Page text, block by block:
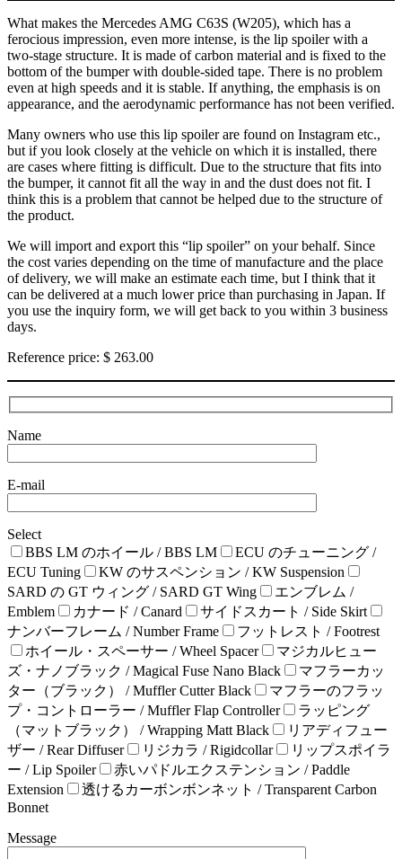
What makes the Mercedes AMG C63S (W205), which has a
ferocious impression, even more intense, is the lip spoiler with a
two-stage structure. It is made of carbon material and is fixed to the
bottom of the bumper with double-sided tape. There is no problem
even at high speeds and it is stable. If anything, the emphasis is on
appearance, and the aerodynamic performance has not been verified.
Many owners who use this lip spoiler are found on Instagram etc.,
but if you look closely at the vehicle on which it is installed, there
are cases where fitting is difficult. Due to the structure that fits into
the bumper, it cannot fit all the way in and the dust does not fit. I
think this is a problem that cannot be helped due to the structure of
the product.
We will import and export this “lip spoiler” on your behalf. Since
the cost varies depending on the time of manufacture and the place
of delivery, we will make an estimate each time, but I think that it
can be delivered at a much lower price than purchasing in Japan. If
you use the inquiry form, we will get back to you within 3 business
days.
Reference price: $ 263.00
Name
E-mail
Select
BBS LM のホイール / BBS LM
ECU のチューニング /
ECU Tuning
KW のサスペンション / KW Suspension
SARD の GT ウィング / SARD GT Wing
エンブレム /
Emblem
カナード / Canard
サイドスカート / Side Skirt
ナンバーフレーム / Number Frame
フットレスト / Footrest
ホイール・スペーサー / Wheel Spacer
マジカルヒュー
ズ・ナノブラック / Magical Fuse Nano Black
マフラーカッ
ター（ブラック） / Muffler Cutter Black
マフラーのフラッ
プ・コントローラー / Muffler Flap Controller
ラッピング
（マットブラック） / Wrapping Matt Black
リアディフュー
ザー / Rear Diffuser
リジカラ / Rigidcollar
リップスポイラ
ー / Lip Spoiler
赤いパドルエクステンション / Paddle
Extension
透けるカーボンボンネット / Transparent Carbon
Bonnet
Message